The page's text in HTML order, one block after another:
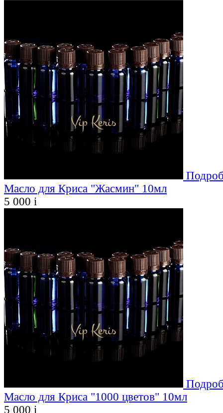
Масло для Криса "Жасмин" 10мл
5 000 i
Масло для Криса "1000 цветов" 10мл
5 000 i